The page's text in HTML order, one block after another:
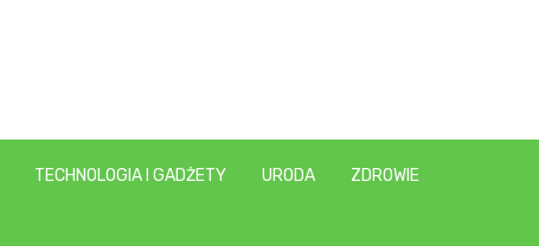
TECHNOLOGIA I GADŻETY URODA ZDROWIE